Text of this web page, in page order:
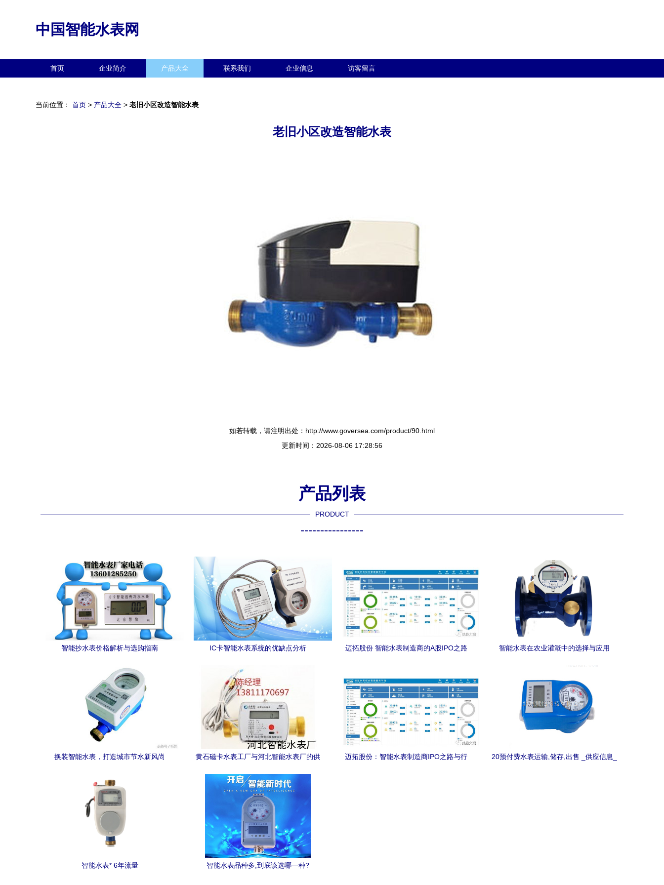
中国智能水表网
首页 企业简介 产品大全 联系我们 企业信息 访客留言
当前位置： 首页 > 产品大全 > 老旧小区改造智能水表
老旧小区改造智能水表
如若转载，请注明出处：http://www.goversea.com/product/90.html
更新时间：2026-08-06 17:28:56
产品列表
PRODUCT
----------------
智能抄水表价格解析与选购指南 IC卡智能水表系统的优缺点分析
迈拓股份 智能水表制造商的A股IPO之路
智能水表在农业灌溉中的选择与应用
换装智能水表，打造城市节水新风尚
黄石磁卡水表工厂与河北智能水表厂的供
迈拓股份：智能水表制造商IPO之路与行
20预付费水表运输,储存,出售 _供应信息_
智能水表* 6年流量 智能水表品种多,到底该选哪一种?